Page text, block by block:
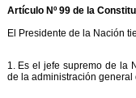
Artículo Nº 99 de la
El Presidente de la Nación
1. Es el jefe supremo de la
de la administración general